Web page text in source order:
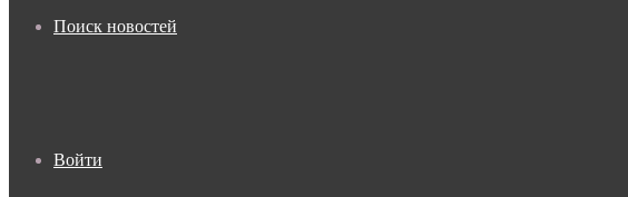
Поиск новостей
Войти